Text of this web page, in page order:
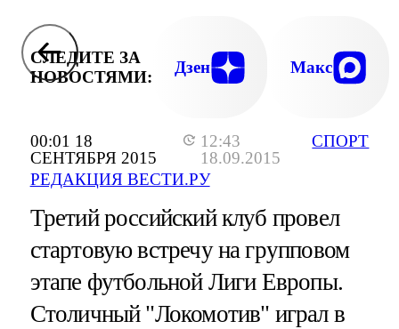
00:01 18
СЕНТЯБРЯ 2015
12:43
18.09.2015
РЕДАКЦИЯ ВЕСТИ.РУ
СПОРТ
СЛЕДИТЕ ЗА
НОВОСТЯМИ:
Дзен Макс
Третий российский клуб провел
стартовую встречу на групповом
этапе футбольной Лиги Европы.
Столичный "Локомотив" играл в